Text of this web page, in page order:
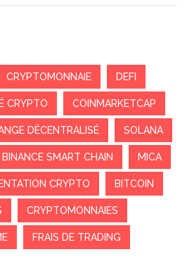
CRYPTOMONNAIE DEFI
CRYPTO COINMARKETCAP
DÉCENTRALISÉ SOLANA
BINANCE SMART CHAIN MICA
CRYPTO BITCOIN
CRYPTOMONNAIES
FRAIS DE TRADING